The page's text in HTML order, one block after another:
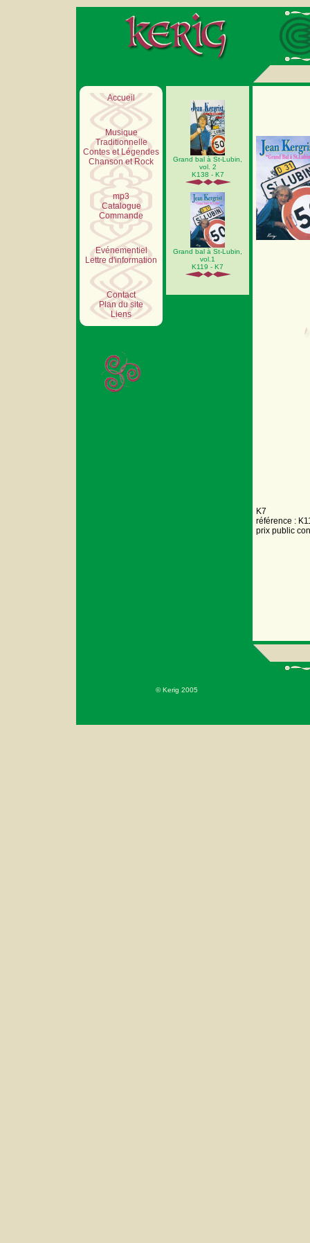
Accueil
Musique
Traditionnelle
Contes et Légendes
Chanson et Rock
mp3
Catalogue
Commande
Evénementiel
Lettre d'information
Contact
Plan du site
Liens
Grand bal à St-Lubin,
vol. 2
K138 - K7
Grand bal à St-Lubin,
vol.1
K119 - K7
K7
référence :
prix public
© Kerig 2005